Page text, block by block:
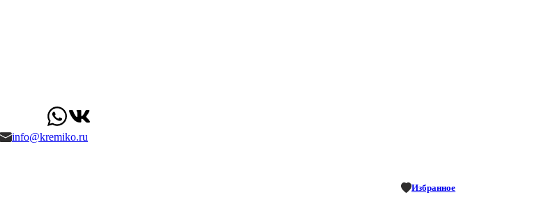
info@kremiko.ru
Избранное